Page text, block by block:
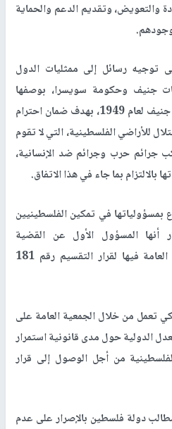
وتقديم الدعم والحماية
وجودهم.
توجيه رسائل إلى ممثليات الدول
جنيف وحكومة سويسرا، بوصفها
الحكومة المودع لديها اتفاقيات جنيف لعام 1949، بهدف ضمان احترام
للأراضي الفلسطينية، التي لا تقوم
جرائم حرب وجرائم ضد الإنسانية،
بالالتزام بما جاء في هذا الاتفاق.
بمسؤولياتها في تمكين الفلسطينيين
أنها المسؤول الأول عن القضية
الفلسطينية منذ إقرار الجمعية العامة فيها لقرار التقسيم رقم 181
تعمل من خلال الجمعية العامة على
الدولية حول مدى قانونية استمرار
من أجل الوصول إلى قرار
دولة فلسطين بالإصرار على عدم